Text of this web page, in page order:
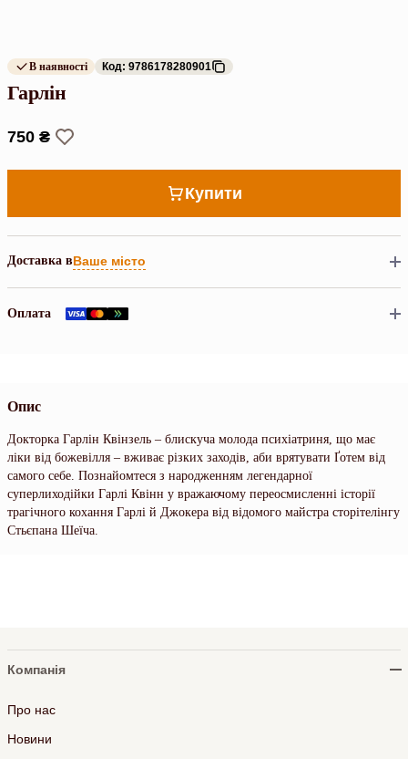
В наявності Код: 9786178280901
Гарлін
750 ₴
Купити
Доставка вВаше місто
Оплата
Опис
Докторка Гарлін Квінзель – блискуча молода психіатриня, що має
ліки від божевілля – вживає різких заходів, аби врятувати Ґотем від
самого себе. Познайомтеся з народженням легендарної
суперлиходійки Гарлі Квінн у вражаючому переосмисленні історії
трагічного кохання Гарлі й Джокера від відомого майстра сторітелінгу
Стьєпана Шеїча.
Компанія
Про нас
Новини